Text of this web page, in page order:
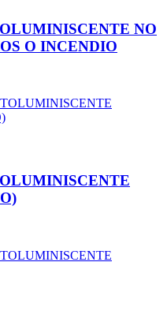
NO
O INCENDIO